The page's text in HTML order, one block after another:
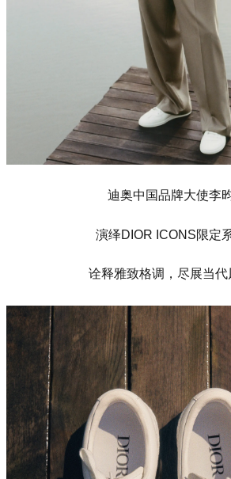
迪奥中国品牌大使李
演绎DIOR ICONS限定
诠释雅致格调，尽展当代